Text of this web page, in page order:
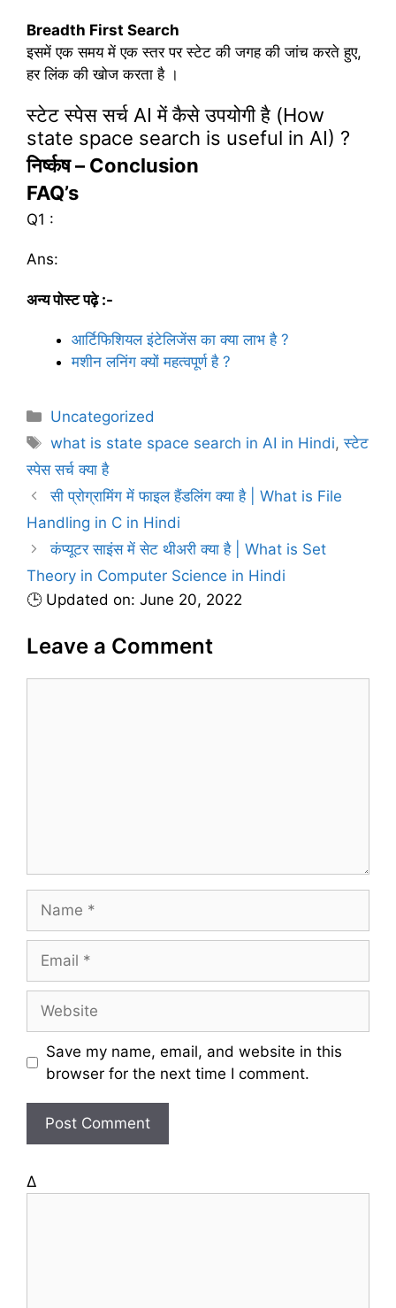
Breadth First Search
इसमें एक समय में एक स्तर पर स्टेट की जगह की जांच करते हुए,
हर लिंक की खोज करता है ।
स्टेट स्पेस सर्च AI में कैसे उपयोगी है (How
state space search is useful in AI) ?
निर्ष्कष – Conclusion
FAQ’s
Q1 :
Ans:
अन्य पोस्ट पढ़े :-
आर्टिफिशियल इंटेलिजेंस का क्या लाभ है ?
मशीन लनिंग क्यों महत्वपूर्ण है ?
C
a
e
g
o
r
i
e
Uncategorized
T
a
g
s
what is state space search in AI in Hindi,स्टेट
स्पेस सर्च क्या है
सी प्रोग्रामिंग में फाइल हैंडलिंग क्या है | What is File
Handling in C in Hindi
कंप्यूटर साइंस में सेट थीअरी क्या है | What is Set
Theory in Computer Science in Hindi
🕒 Updated on: June 20, 2022
Leave a Comment
m
a
l
s
Save my name, email, and website in this
browser for the next time I comment.
Δ